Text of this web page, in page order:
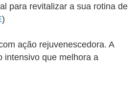
para revitalizar a sua rotina de
)
ação rejuvenescedora. A
intensivo que melhora a